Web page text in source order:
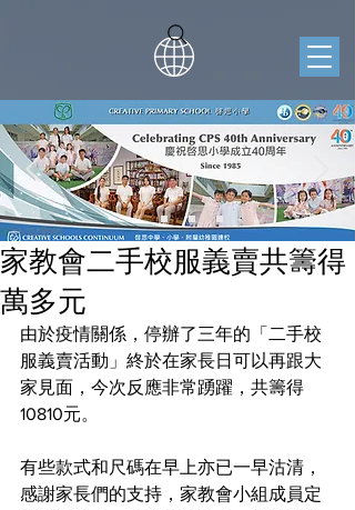
家教會二手校服義賣共籌得
萬多元
由於疫情關係，停辦了三年的「二手校
服義賣活動」終於在家長日可以再跟大
家見面，今次反應非常踴躍，共籌得
10810元。
有些款式和尺碼在早上亦已一早沽清，
感謝家長們的支持，家教會小組成員定